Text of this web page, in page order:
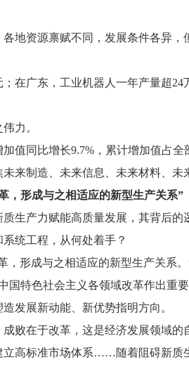
地资源禀赋不同，发展条件各异
在广东，工业机器人一年产量超
力。
值同比增长9.7%，累计增加值占
来制造、未来信息、未来材料、
，形成与之相适应的新型生产关系”
产力赋能高质量发展，其背后的
统工程，从何处着手？
，形成与之相适应的新型生产关系。
国特色社会主义各领域改革作出
发展新动能、新优势指明方向。
败在于改革，这是经济发展领域
高标准市场体系……随着阻碍新